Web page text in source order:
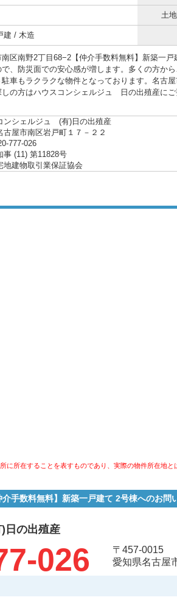
土
建 / 木造
区南野2丁目68−2【仲介手数料無料】新築一
、防災面での安心感が増します。多くの方か
車もラクラクな物件となっております。名古
しの方はハウスコンシェルジュ 日の出殖産に
ンシェルジュ (有)日の出殖産
古屋市南区岩戸町１７－２２
777-026
事 (11) 第11828号
地建物取引業保証協会
所在することを表すものであり、実際の物件所在地と
手数料無料】新築一戸建て 2号棟へのお問
の出殖産
026
〒457-0015
愛知県名古屋